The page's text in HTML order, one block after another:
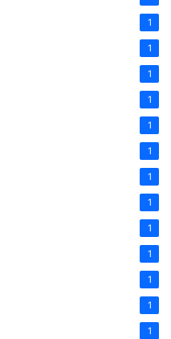
1
1
1
1
1
1
1
1
1
1
1
1
1